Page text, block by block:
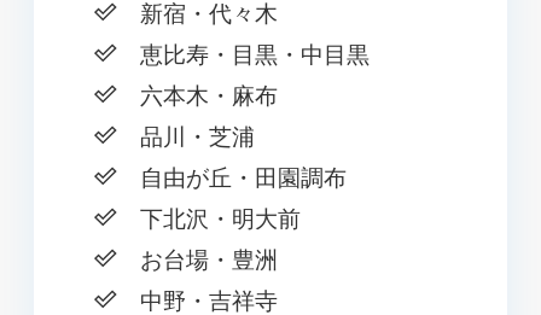
新宿・代々木
恵比寿・目黒・中目黒
六本木・麻布
品川・芝浦
自由が丘・田園調布
下北沢・明大前
お台場・豊洲
中野・吉祥寺